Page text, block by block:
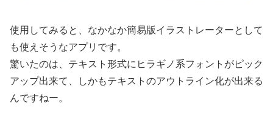
使用してみると、なかなか簡易版イラストレーターとして
も使えそうなアプリです。
驚いたのは、テキスト形式にヒラギノ系フォントがピック
アップ出来て、しかもテキストのアウトライン化が出来る
んですねー。